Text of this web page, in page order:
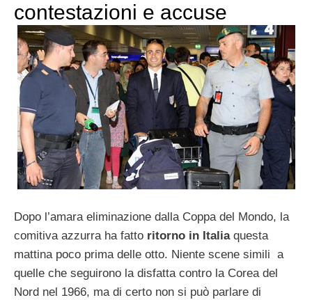
contestazioni e accuse
Dopo l’amara eliminazione dalla Coppa del Mondo, la
comitiva azzurra ha fatto ritorno in Italiaquesta
mattina poco prima delle otto. Niente scene simili a
quelle che seguirono la disfatta contro la Corea del
Nord nel 1966, ma di certo non si può parlare di